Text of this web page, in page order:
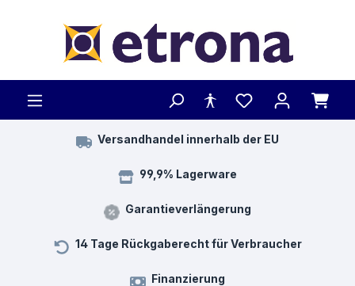
Versandhandel innerhalb der EU
99,9% Lagerware
Garantieverlängerung
14 Tage Rückgaberecht für Verbraucher
Finanzierung